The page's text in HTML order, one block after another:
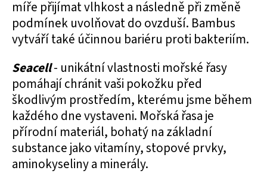
míře přijímat vlhkost a následně při změně
podmínek uvolňovat do ovzduší. Bambus
vytváří také účinnou bariéru proti bakteriím.
Seacell- unikátní vlastnosti mořské řasy
pomáhají chránit vaši pokožku před
škodlivým prostředím, kterému jsme během
každého dne vystaveni. Mořská řasa je
přírodní materiál, bohatý na základní
substance jako vitamíny, stopové prvky,
aminokyseliny a minerály.